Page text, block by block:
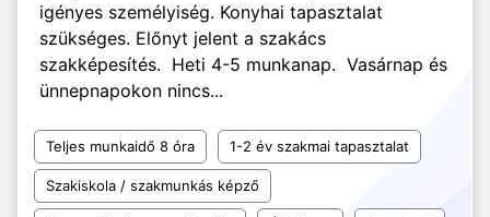
igényes személyiség. Konyhai tapasztalat
szükséges. Előnyt jelent a szakács
szakképesítés. Heti 4-5 munkanap. Vasárnap és
ünnepnapokon nincs...
Teljes munkaidő 8 óra 1-2 év szakmai tapasztalat
Szakiskola / szakmunkás képző